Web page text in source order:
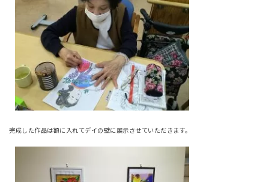
完成した作品は額に入れてデイの壁に展示させていただきます。